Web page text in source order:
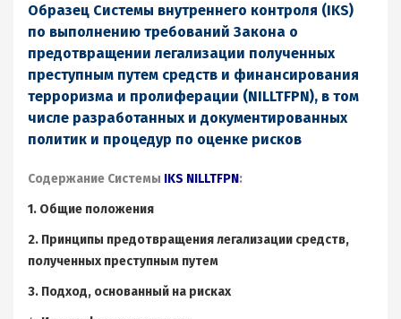
приложениями)
для
ЮРИСТОВ
сделок
НЕДВИЖИМОСТЬЮ
Образец Системы внутреннего контроля (IKS)
по выполнению требований Закона о
предотвращении легализации полученных
преступным путем средств и финансирования
терроризма и пролиферации (NILLTFPN), в том
числе разработанных и документированных
политик и процедур по оценке рисков
Содержание Системы IKS NILLTFPN:
1. Общие положения
2. Принципы предотвращения легализации средств,
полученных преступным путем
3. Подход, основанный на рисках